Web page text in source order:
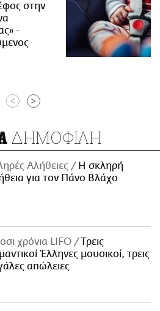
στην
-
< >
ΔΗΜΟΦΙΛΗ
Αλήθειες
H σκληρή
για τον Πάνο Βλάχο
χρόνια LIFO
Tρεις
Έλληνες μουσικοί, τρεις
απώλειες